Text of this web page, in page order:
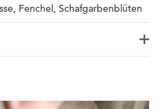
Fenchel, Schafgarbenblüten